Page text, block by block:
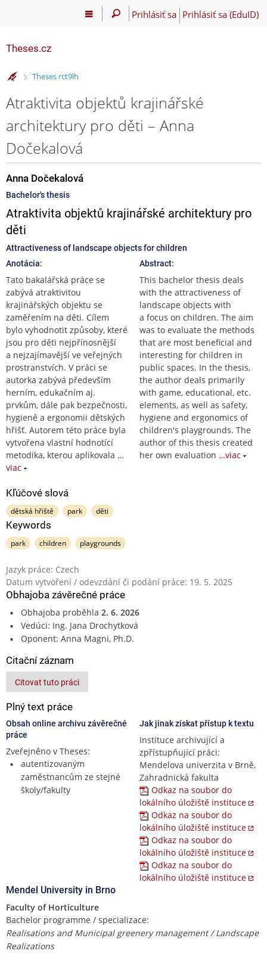
Prihlásiť sa Prihlásiť sa (EduID)
Theses.cz
>
Theses rct9lh
Atraktivita objektů krajinářské
architektury pro děti – Anna
Dočekalová
Anna Dočekalová
Bachelor's thesis
Atraktivita objektů krajinářské architektury pro
děti
Attractiveness of landscape objects for children
Anotácia:
Tato bakalářská práce se
zabývá atraktivitou
krajinářských objektu se
zaměřením na děti. Cílem
bylo vyhodnotit způsoby, které
jsou pro děti nejpřínosnější
a nejzajímavější ve veřejných
prostranstvích. V práci se
autorka zabývá především
herním, edukačním aj.
prvkům, dále pak bezpečnosti,
hygieně a ergonomii dětských
hřišť. Autorem této práce byla
vytvořena vlastní hodnotící
metodika, kterou aplikovala …
viac
Abstract:
This bachelor thesis deals
with the attractiveness of
landscape objects with
a focus on children. The aim
was to evaluate the methods
that are most beneficial and
interesting for children in
public spaces. In the thesis,
the author deals primarily
with game, educational, etc.
elements, as well as safety,
hygiene and ergonomics of
children's playgrounds. The
author of this thesis created
her own evaluation …viac
Kľúčové slová
dětská hřiště park děti
Keywords
park children playgrounds
Jazyk práce: Czech
Datum vytvoření / odevzdání či podání práce: 19. 5. 2025
Obhajoba závěrečné práce
Obhajoba proběhla 2. 6. 2026
Vedúci: Ing. Jana Drochytková
Oponent: Anna Magni, Ph.D.
Citační záznam
Citovat tuto práci
Plný text práce
Obsah online archivu závěrečné
práce
Zveřejněno v Theses:
autentizovaným
zaměstnancům ze stejné
školy/fakulty
Jak jinak získat přístup k textu
Instituce archivující a
zpřístupňující práci:
Mendelova univerzita v Brně,
Zahradnická fakulta
Odkaz na soubor do
lokálního úložiště instituce
Odkaz na soubor do
lokálního úložiště instituce
Odkaz na soubor do
lokálního úložiště instituce
Odkaz na soubor do
lokálního úložiště instituce
Mendel University in Brno
Faculty of Horticulture
Bachelor programme / specializace:
Realisations and Municipal greenery management / Landscape
Realizations